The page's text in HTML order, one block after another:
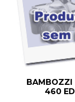
BAMBOZZI
460 ED